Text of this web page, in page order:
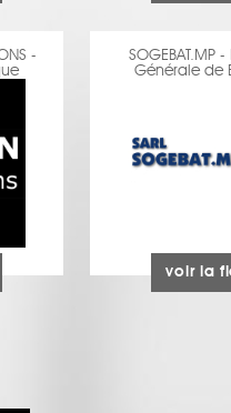
-
SOGEBAT.MP
Générale de
voir la